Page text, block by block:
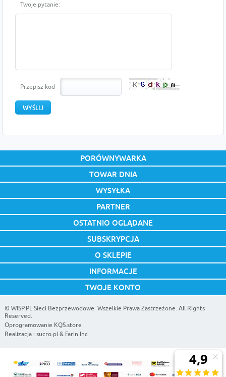
Twoje pytanie:
Przepisz kod
PORÓWNYWARKA
TOWAR DNIA
WYSYŁKA
PARTNER
OSTATNIO OGLĄDANE
SUBSKRYPCJA
O SKLEPIE
INFORMACJE
TWOJE KONTO
© WISP.PL Sieci Bezprzewodowe. Wszelkie Prawa Zastrzeżone. All Rights
Reserved.
Oprogramowanie KQS.store
Realizacja : sucro.pl& Farin Inc